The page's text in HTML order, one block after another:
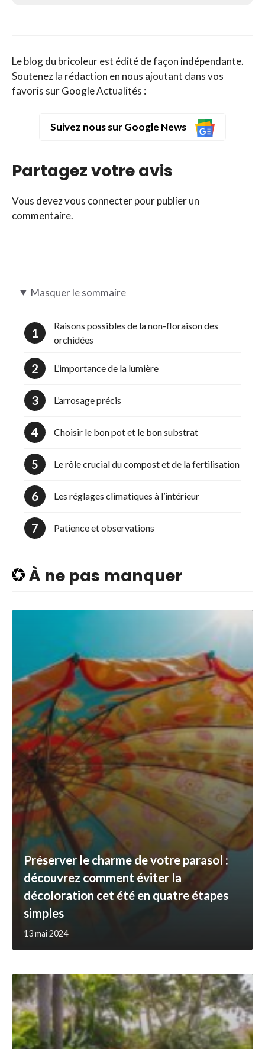
Le blog du bricoleur est édité de façon indépendante.
Soutenez la rédaction en nous ajoutant dans vos
favoris sur Google Actualités :
Suivez nous sur Google News
Partagez votre avis
Vous devezvous connecterpour publier un
commentaire.
Masquerle sommaire
Raisons possibles de la non-floraison des
orchidées
L’importance de la lumière
L’arrosage précis
Choisir le bon pot et le bon substrat
Le rôle crucial du compost et de la fertilisation
Les réglages climatiques à l’intérieur
Patience et observations
À ne pas manquer
Préserver le charme de votre parasol :
découvrez comment éviter la
décoloration cet été en quatre étapes
simples
13 mai 2024